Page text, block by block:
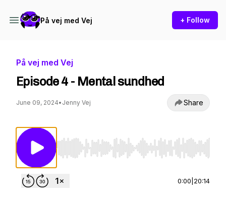
På vej med Vej + Follow
På vej med Vej
Episode 4 - Mental sundhed
June 09, 2024• Jenny Vej Share
Use Left/Right to seek, Home/End to jump to
0:00 20:14